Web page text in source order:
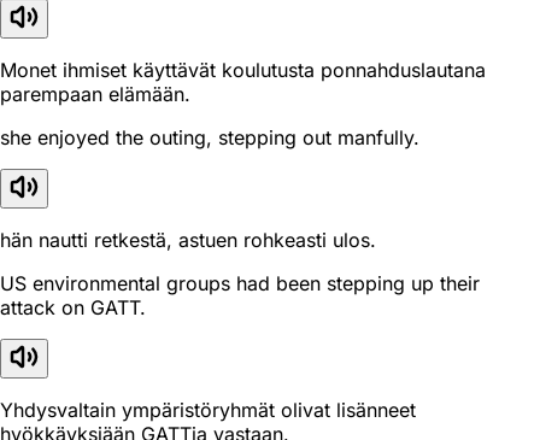
Monet ihmiset käyttävät koulutusta ponnahduslautana
parempaan elämään.
she enjoyed the outing, stepping out manfully.
hän nautti retkestä, astuen rohkeasti ulos.
US environmental groups had been stepping up their
attack on GATT.
Yhdysvaltain ympäristöryhmät olivat lisänneet
hyökkäyksiään GATTia vastaan.